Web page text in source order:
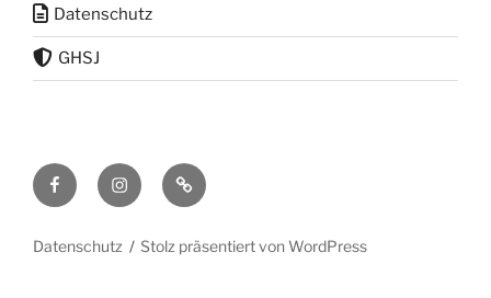
Datenschutz
GHSJ
FacebookInstagram
RSS
Datenschutz Stolz präsentiert von WordPress